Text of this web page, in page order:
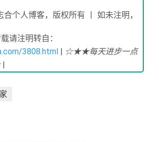
合个人博客，版权所有 丨 如未注明，
请注明转自：
3808.html
☆★★每天进步一点
|